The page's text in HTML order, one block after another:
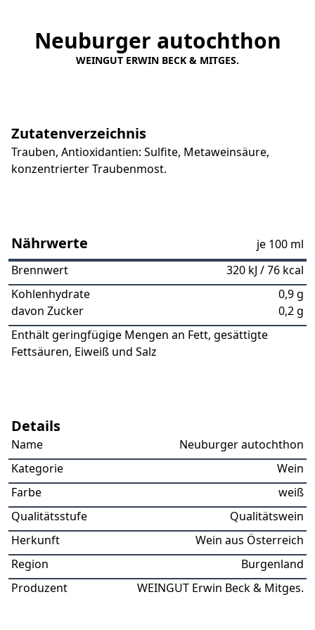
Neuburger autochthon
WEINGUT ERWIN BECK & MITGES.
Zutatenverzeichnis
Trauben, Antioxidantien: Sulfite, Metaweinsäure,
konzentrierter Traubenmost.
Nährwerte
je 100 ml
Brennwert
320 kJ / 76 kcal
Kohlenhydrate
0,9 g
davon Zucker
0,2 g
Enthält geringfügige Mengen an Fett, gesättigte
Fettsäuren, Eiweiß und Salz
Details
Name
Neuburger autochthon
Kategorie
Wein
Farbe
weiß
Qualitätsstufe
Qualitätswein
Herkunft
Wein aus Österreich
Region
Burgenland
Produzent
WEINGUT Erwin Beck & Mitges.